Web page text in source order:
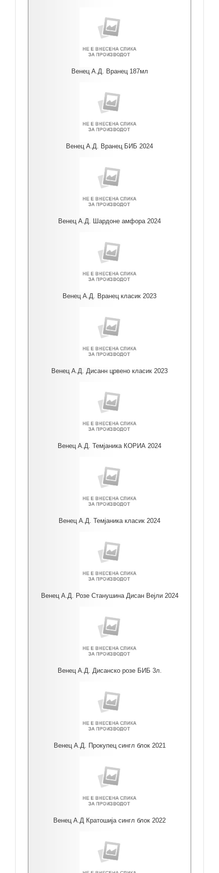
Венец А.Д. Вранец 187мл
Венец А.Д. Вранец БИБ 2024
Венец А.Д. Шардоне амфора 2024
Венец А.Д. Вранец класик 2023
Венец А.Д. Дисанн црвено класик 2023
Венец А.Д. Темјаника КОРИА 2024
Венец А.Д. Темјаника класик 2024
Венец А.Д. Розе Станушина Дисан Вејли 2024
Венец А.Д. Дисанско розе БИБ 3л.
Венец А.Д. Прокупец сингл блок 2021
Венец А.Д Кратошија сингл блок 2022